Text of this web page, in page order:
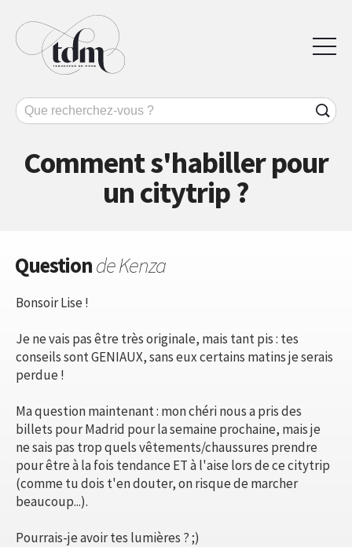
Comment s'habiller pour
un citytrip ?
Questionde Kenza
Bonsoir Lise !
Je ne vais pas être très originale, mais tant pis : tes
conseils sont GENIAUX, sans eux certains matins je serais
perdue !
Ma question maintenant : mon chéri nous a pris des
billets pour Madrid pour la semaine prochaine, mais je
ne sais pas trop quels vêtements/chaussures prendre
pour être à la fois tendance ET à l'aise lors de ce citytrip
(comme tu dois t'en douter, on risque de marcher
beaucoup...).
Pourrais-je avoir tes lumières ? ;)